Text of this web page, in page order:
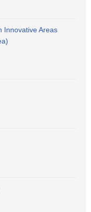
Innovative Areas